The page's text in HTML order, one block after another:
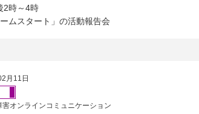
2時～4時
ムスタート」の活動報告会
月11日
害オンラインコミュニケーション